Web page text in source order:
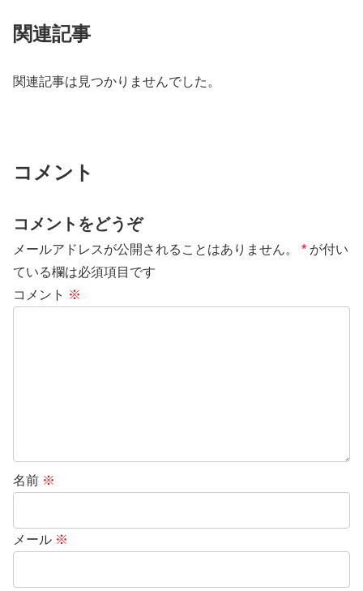
関連記事
関連記事は見つかりませんでした。
コメント
コメントをどうぞ
メールアドレスが公開されることはありません。 * が付い
ている欄は必須項目です
コメント ※
名前 ※
メール ※